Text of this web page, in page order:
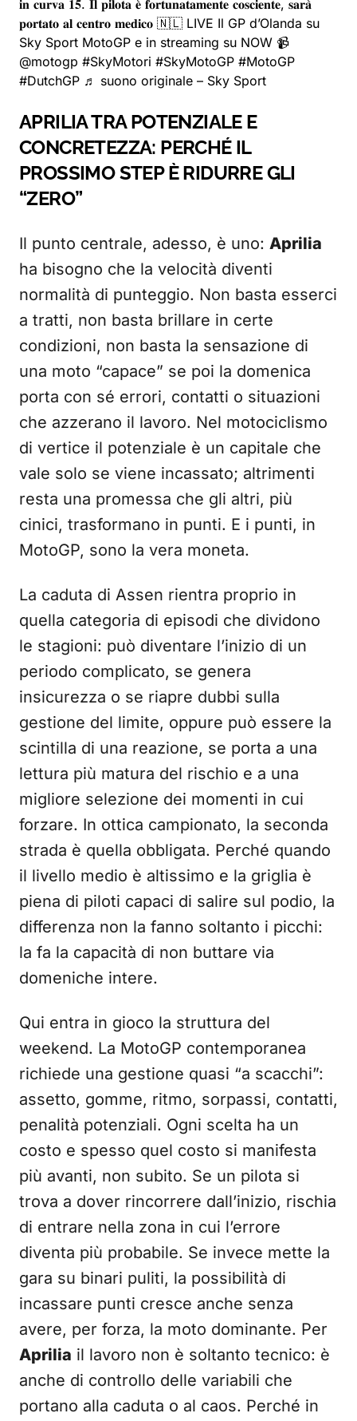
𝐢𝐧 𝐜𝐮𝐫𝐯𝐚 𝟏𝟓. 𝐈𝐥 𝐩𝐢𝐥𝐨𝐭𝐚 𝐞̀ 𝐟𝐨𝐫𝐭𝐮𝐧𝐚𝐭𝐚𝐦𝐞𝐧𝐭𝐞 𝐜𝐨𝐬𝐜𝐢𝐞𝐧𝐭𝐞, 𝐬𝐚𝐫𝐚̀
𝐩𝐨𝐫𝐭𝐚𝐭𝐨 𝐚𝐥 𝐜𝐞𝐧𝐭𝐫𝐨 𝐦𝐞𝐝𝐢𝐜𝐨 🇳🇱 LIVE Il GP d’Olanda su
Sky Sport MotoGP e in streaming su NOW 📹
@motogp #SkyMotori #SkyMotoGP #MotoGP
#DutchGP ♬ suono originale – Sky Sport
APRILIA TRA POTENZIALE E
CONCRETEZZA: PERCHÉ IL
PROSSIMO STEP È RIDURRE GLI
“ZERO”
Il punto centrale, adesso, è uno: Aprilia
ha bisogno che la velocità diventi
normalità di punteggio. Non basta esserci
a tratti, non basta brillare in certe
condizioni, non basta la sensazione di
una moto “capace” se poi la domenica
porta con sé errori, contatti o situazioni
che azzerano il lavoro. Nel motociclismo
di vertice il potenziale è un capitale che
vale solo se viene incassato; altrimenti
resta una promessa che gli altri, più
cinici, trasformano in punti. E i punti, in
MotoGP, sono la vera moneta.
La caduta di Assen rientra proprio in
quella categoria di episodi che dividono
le stagioni: può diventare l’inizio di un
periodo complicato, se genera
insicurezza o se riapre dubbi sulla
gestione del limite, oppure può essere la
scintilla di una reazione, se porta a una
lettura più matura del rischio e a una
migliore selezione dei momenti in cui
forzare. In ottica campionato, la seconda
strada è quella obbligata. Perché quando
il livello medio è altissimo e la griglia è
piena di piloti capaci di salire sul podio, la
differenza non la fanno soltanto i picchi:
la fa la capacità di non buttare via
domeniche intere.
Qui entra in gioco la struttura del
weekend. La MotoGP contemporanea
richiede una gestione quasi “a scacchi”:
assetto, gomme, ritmo, sorpassi, contatti,
penalità potenziali. Ogni scelta ha un
costo e spesso quel costo si manifesta
più avanti, non subito. Se un pilota si
trova a dover rincorrere dall’inizio, rischia
di entrare nella zona in cui l’errore
diventa più probabile. Se invece mette la
gara su binari puliti, la possibilità di
incassare punti cresce anche senza
avere, per forza, la moto dominante. Per
Aprilia il lavoro non è soltanto tecnico: è
anche di controllo delle variabili che
portano alla caduta o al caos. Perché in